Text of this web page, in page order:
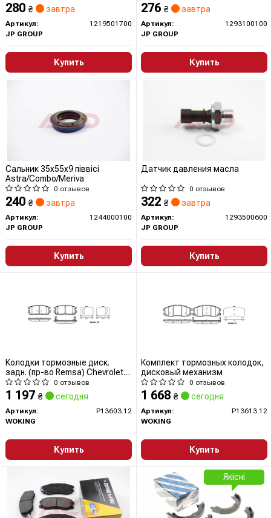
280 ₴ завтра
Артикул:
1219501700
JP GROUP
Купить
276 ₴ завтра
Артикул:
1293100100
JP GROUP
Купить
Сальник 35x55x9 піввісі
Astra/Combo/Meriva
0 отзывов
240 ₴ завтра
Артикул:
1244000100
JP GROUP
Купить
Датчик давления масла
0 отзывов
322 ₴ завтра
Артикул:
1293500600
JP GROUP
Купить
Колодки тормозные диск.
задн. (пр-во Remsa) Chevrolet
Captiva Antara 06> (P13603.12)
WOKING
0 отзывов
1 197 ₴ сегодня
Артикул:
P13603.12
WOKING
Купить
Комплект тормозных колодок,
дисковый механизм
0 отзывов
1 668 ₴ сегодня
Артикул:
P13613.12
WOKING
Купить
Якісні